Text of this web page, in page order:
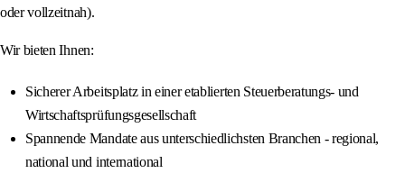
oder vollzeitnah).
Wir bieten Ihnen:
Sicherer Arbeitsplatz in einer etablierten Steuerberatungs- und
Wirtschaftsprüfungsgesellschaft
Spannende Mandate aus unterschiedlichsten Branchen - regional,
national und international